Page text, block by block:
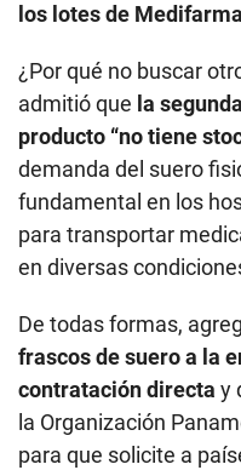
los lotes de
¿Por qué no buscar
admitió que la
producto “no tiene
demanda del suero
fundamental en los
para transportar
en diversas
De todas formas,
frascos de suero a la
contratación directa y
la Organización
para que solicite a